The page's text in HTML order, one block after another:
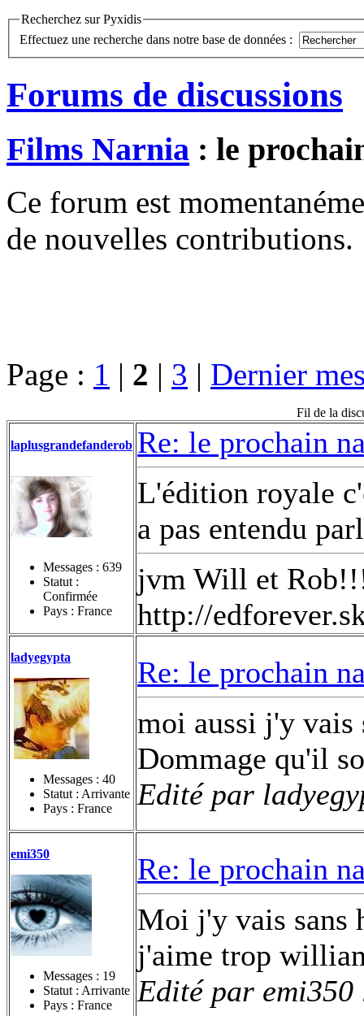
Recherchez sur Pyxidis
Effectuez une recherche dans notre base de données :
Forums de discussions
Films Narnia : le
Ce forum est
de nouvelles contributions.
Page : 1 | 2 | 3 | Dernier
Fil de la
laplusgrandefanderob
Messages : 639
Statut :
Confirmée
Pays : France
Re: le prochain
L'édition royale
a pas entendu
jvm Will et
http://
ladyegypta
Messages : 40
Statut : Arrivante
Pays : France
Re: le prochain
moi aussi j'y
Dommage qu'il
Edité par
emi350
Messages : 19
Statut : Arrivante
Pays : France
Re: le prochain
Moi j'y vais sans
j'aime trop
Edité par